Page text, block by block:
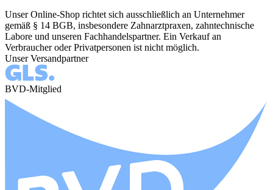
Unser Online-Shop richtet sich ausschließlich an Unternehmer
gemäß § 14 BGB, insbesondere Zahnarztpraxen, zahntechnische
Labore und unseren Fachhandelspartner. Ein Verkauf an
Verbraucher oder Privatpersonen ist nicht möglich.
Unser Versandpartner
BVD-Mitglied